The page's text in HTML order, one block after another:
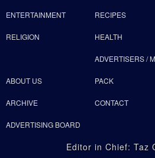
ENTERTAINMENT RECIPES
RELIGION HEALTH
ABOUT US
ADVERTISERS /
PACK
ARCHIVE CONTACT
ADVERTISING BOARD
Editor in Chief: Taz